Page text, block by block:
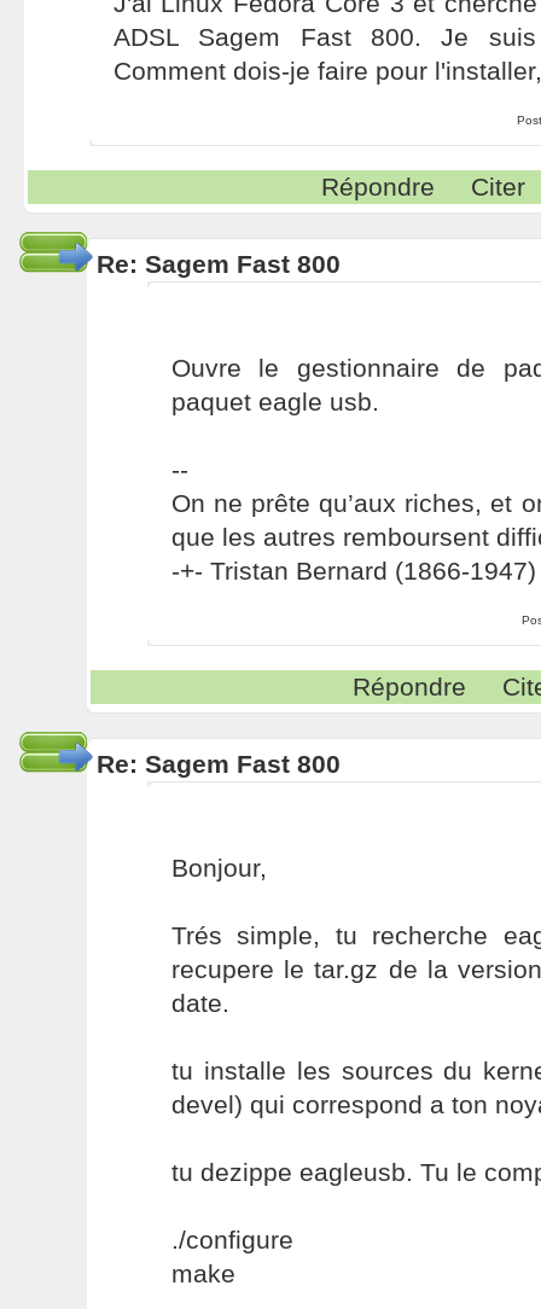
ADSL Sagem Fast 800. Je
Comment dois-je faire pour
Répondre Citer
Re: Sagem Fast 800
Ouvre le gestionnaire de
paquet eagle usb.
--
On ne prête qu’aux riches, et
que les autres remboursent
-+- Tristan Bernard (1866-1947)
Répondre
Re: Sagem Fast 800
Bonjour,
Trés simple, tu recherche
recupere le tar.gz de la
date.
tu installe les sources du
devel) qui correspond a ton
tu dezippe eagleusb. Tu le
./configure
make